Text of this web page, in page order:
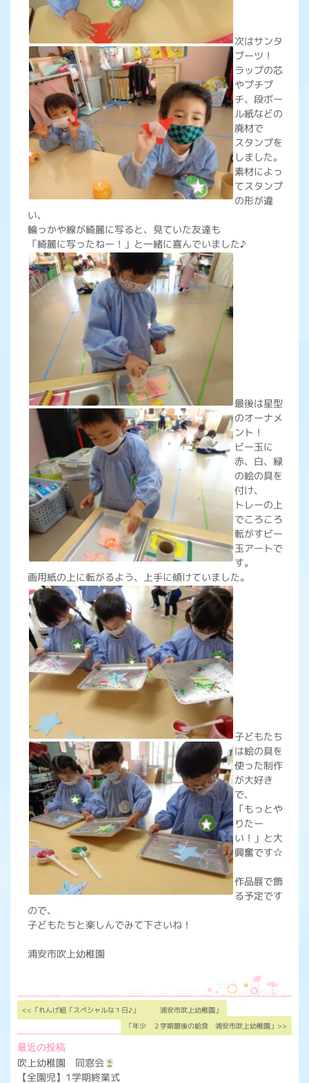
次はサンタ
ブーツ！
ラップの芯
やプチプ
チ、段ボー
ル紙などの
廃材で
スタンプを
しました。
素材によっ
てスタンプ
の形が違
い、
輪っかや線が綺麗に写ると、見ていた友達も
「綺麗に写ったねー！」と一緒に喜んでいました♪
最後は星型
のオーナメ
ント！
ビー玉に
赤、白、緑
の絵の具を
付け、
トレーの上
でころころ
転がすビー
玉アートで
す。
画用紙の上に転がるよう、上手に傾けていました。
子どもたち
は絵の具を
使った制作
が大好き
で、
「もっとや
りたー
い！」と大
興奮です☆
作品展で飾
る予定です
ので、
子どもたちと楽しんでみて下さいね！
浦安市吹上幼稚園
<<「れんげ組「スペシャルな１日♪」 浦安市吹上幼稚園」
「年少 ２学期最後の給食 浦安市吹上幼稚園」>>
最近の投稿
吹上幼稚園 同窓会
【全園児】1学期終業式